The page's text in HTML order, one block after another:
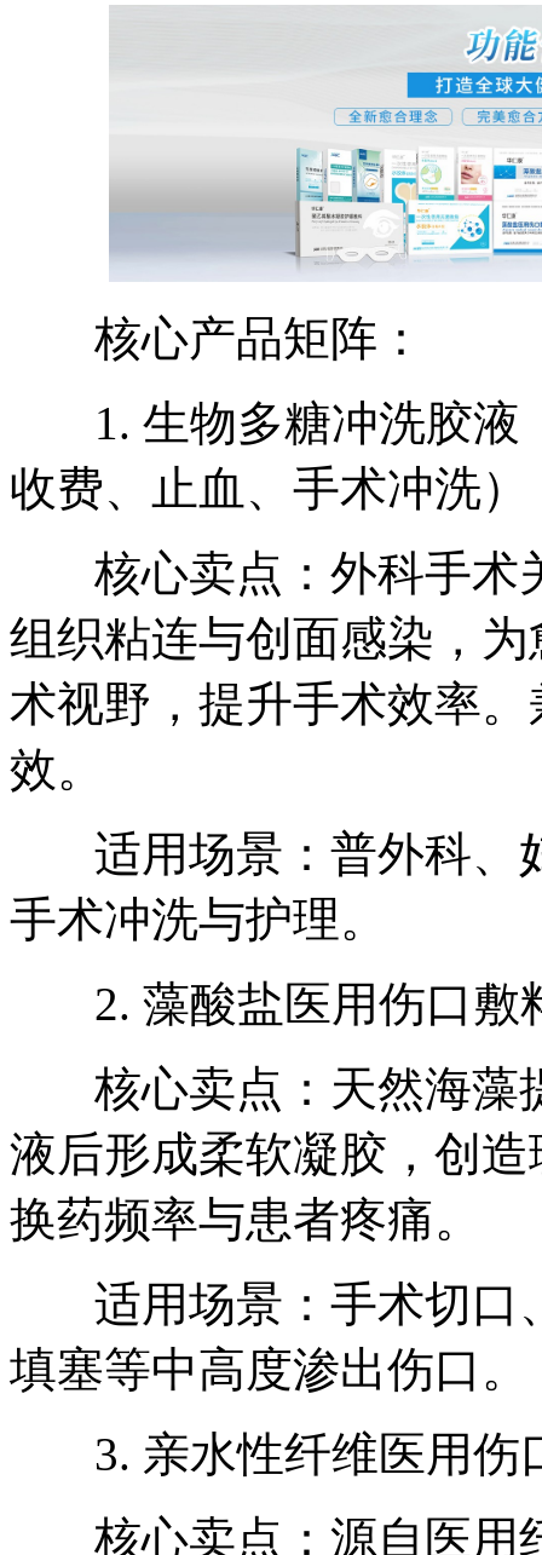
核心产品矩阵：
1. 生物多糖冲洗胶液
收费、止血、手术冲洗）
核心卖点：外科手术
组织粘连与创面感染，
术视野，提升手术效率
效。
适用场景：普外科、
手术冲洗与护理。
2. 藻酸盐医用伤口敷
核心卖点：天然海藻
液后形成柔软凝胶，创
换药频率与患者疼痛。
适用场景：手术切口
填塞等中高度渗出伤口。
3. 亲水性纤维医用伤
核心卖点：源自医用